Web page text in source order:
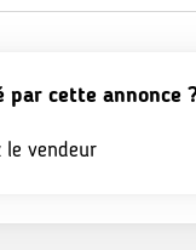
par cette annonce
le vendeur